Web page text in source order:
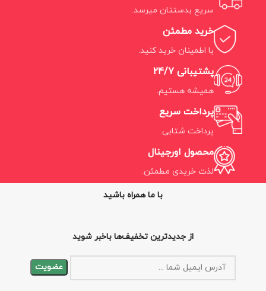
سریع بدستتان میرسد.
خرید مطمئن
با اطمینان خرید کنید.
پشتیبانی 24/7
همیشه هستیم.
پرداخت سریع
پرداخت شتابی.
محصول اورجینال
لذت خریدی مطمئن.
با ما همراه باشید
از جدیدترین تخفیف‌ها باخبر شوید